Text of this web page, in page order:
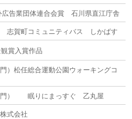
広告業団体連合会賞 石川県直江庁舎
志賀町コミュニティバス しかばす
賞入賞作品
）松任総合運動公園ウォーキングコ
門） 眠りにまっすぐ 乙丸屋
式会社